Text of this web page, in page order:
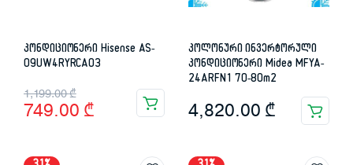
კონდიციონერი Hisense AS-
09UW4RYRCA03
1,199.00₾
Original
price
749.00 ₾
Current
price
კოლონური ინვერტორული
კონდიციონერი Midea MFYA-
24ARFN1 70-80m2
4,820.00 ₾